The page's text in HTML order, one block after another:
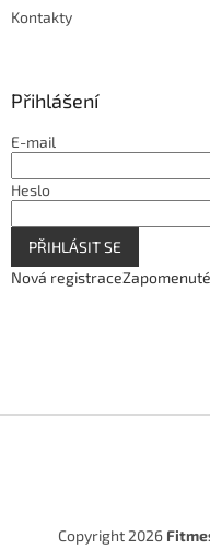
Kontakty
Přihlášení
E-mail
Heslo
PŘIHLÁSIT SE
Nová registrace
Copyright 2026